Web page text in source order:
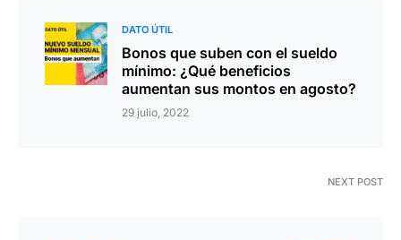
DATO ÚTIL
Bonos que suben con el sueldo
mínimo: ¿Qué beneficios
aumentan sus montos en agosto?
29 julio, 2022
NEXT POST